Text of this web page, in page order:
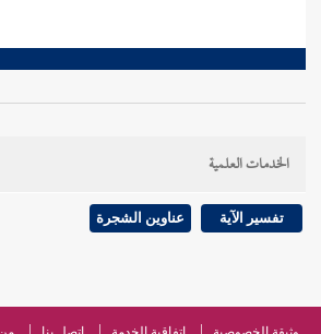
الخدمات العلمية
تفسير الآية عناوين الشجرة